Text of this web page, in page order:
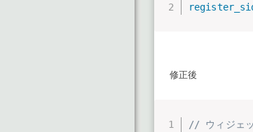
修正後
// ウィジェ